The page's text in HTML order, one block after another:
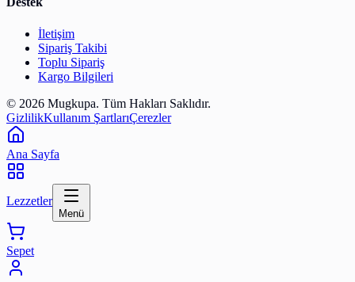
İletişim
Sipariş Takibi
Toplu Sipariş
Kargo Bilgileri
© 2026 Mugkupa. Tüm Hakları Saklıdır.
GizlilikKullanım ŞartlarıÇerezler
Ana Sayfa
Lezzetler
Menü
Sepet